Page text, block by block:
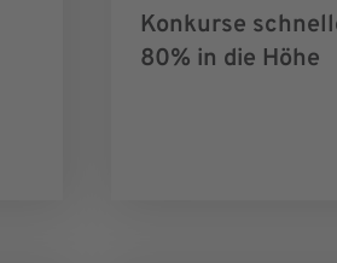
Konkurse
80% in die Höhe